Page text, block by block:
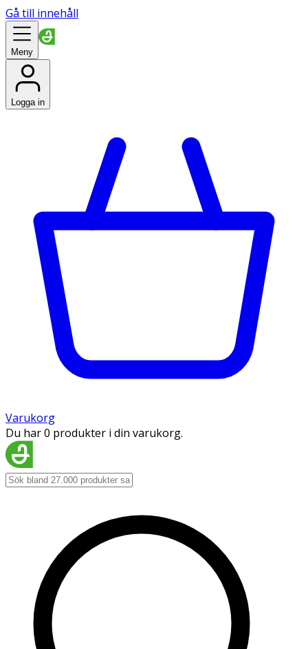
Gå till innehåll
Meny
Logga in
Varukorg
Du har 0 produkter i din varukorg.